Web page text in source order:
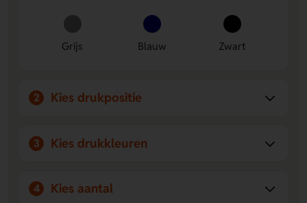
Grijs Blauw Zwart
2 Kies drukpositie
3 Kies drukkleuren
4 Kies aantal